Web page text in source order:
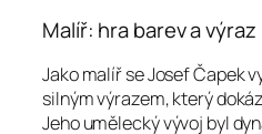
Malíř: hra barev a výraz
Jako malíř se Josef Čapek
silným výrazem, který
Jeho umělecký vývoj byl